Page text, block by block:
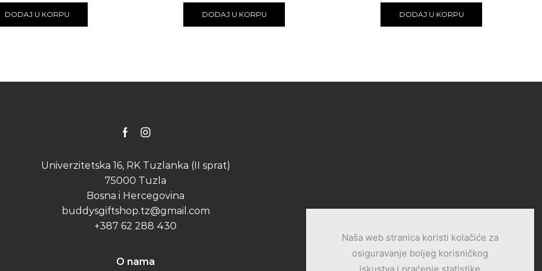
DODAJ U KORPU DODAJ U KORPU DODAJ U KORPU
FacebookInstagram
Univerzitetska 16, RK Tuzlanka (II sprat)
75000 Tuzla
Bosna i Hercegovina
buddysgiftshop.tz@gmail.com
+387 62 288 430
O nama
Naša web stranica koristi kolačiće za
osiguravanje boljeg korisničkog